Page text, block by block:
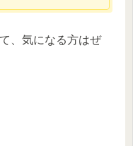
、気になる方はぜ